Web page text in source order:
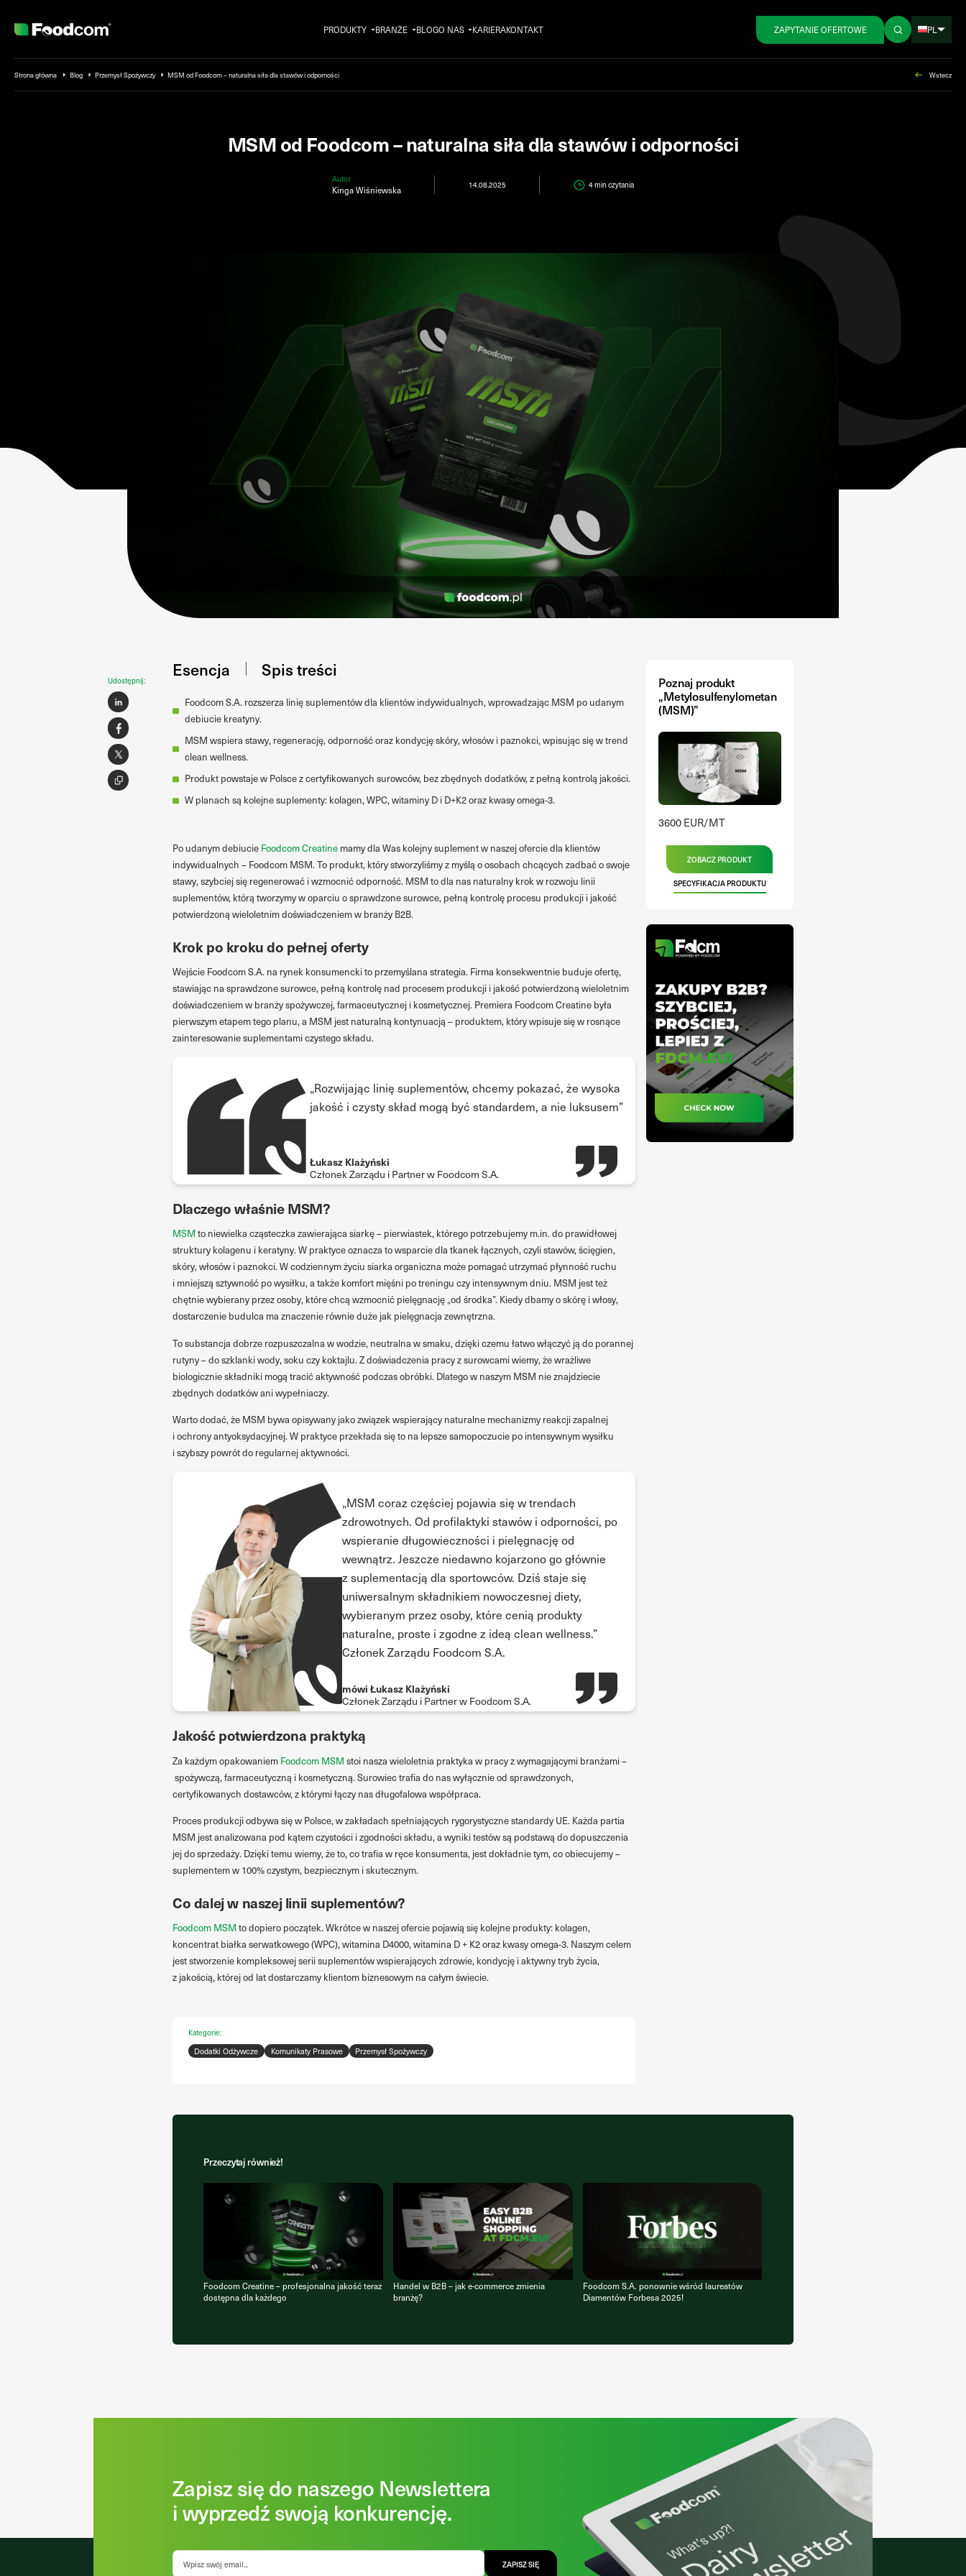
PRODUKTY BRANŻE BLOGO NAS KARIERAKONTAKT ZAPYTANIE OFERTOWE PL
Strona główna Blog Przemysł Spożywczy MSM od Foodcom – naturalna siła dla stawów i odporności Wstecz
MSM od Foodcom – naturalna siła dla stawów i odporności
Autor
Kinga Wiśniewska 14.08.2025 4 minczytania
Udostępnij:
Esencja Spis treści
Foodcom S.A. rozszerza linię suplementów dla klientów indywidualnych, wprowadzając MSM po udanym
debiucie kreatyny.
MSM wspiera stawy, regenerację, odporność oraz kondycję skóry, włosów i paznokci, wpisując się w trend
clean wellness.
Produkt powstaje w Polsce z certyfikowanych surowców, bez zbędnych dodatków, z pełną kontrolą jakości.
W planach są kolejne suplementy: kolagen, WPC, witaminy D i D+K2 oraz kwasy omega-3.
Po udanym debiucie Foodcom Creatinemamy dla Was kolejny suplement w naszej ofercie dla klientów
indywidualnych – Foodcom MSM. To produkt, który stworzyliśmy z myślą o osobach chcących zadbać o swoje
stawy, szybciej się regenerować i wzmocnić odporność. MSM to dla nas naturalny krok w rozwoju linii
suplementów, którą tworzymy w oparciu o sprawdzone surowce, pełną kontrolę procesu produkcji i jakość
potwierdzoną wieloletnim doświadczeniem w branży B2B.
Krok po kroku do pełnej oferty
Wejście Foodcom S.A. na rynek konsumencki to przemyślana strategia. Firma konsekwentnie buduje ofertę,
stawiając na sprawdzone surowce, pełną kontrolę nad procesem produkcji i jakość potwierdzoną wieloletnim
doświadczeniem w branży spożywczej, farmaceutycznej i kosmetycznej. Premiera Foodcom Creatine była
pierwszym etapem tego planu, a MSM jest naturalną kontynuacją – produktem, który wpisuje się w rosnące
zainteresowanie suplementami czystego składu.
„Rozwijając linię suplementów, chcemy pokazać, że wysoka
jakość i czysty skład mogą być standardem, a nie luksusem”
Łukasz Klażyński
Członek Zarządu i Partner w Foodcom S.A.
Dlaczego właśnie MSM?
MSM to niewielka cząsteczka zawierająca siarkę – pierwiastek, którego potrzebujemy m.in. do prawidłowej
struktury kolagenu i keratyny. W praktyce oznacza to wsparcie dla tkanek łącznych, czyli stawów, ścięgien,
skóry, włosów i paznokci. W codziennym życiu siarka organiczna może pomagać utrzymać płynność ruchu
i mniejszą sztywność po wysiłku, a także komfort mięśni po treningu czy intensywnym dniu. MSM jest też
chętnie wybierany przez osoby, które chcą wzmocnić pielęgnację „od środka”. Kiedy dbamy o skórę i włosy,
dostarczenie budulca ma znaczenie równie duże jak pielęgnacja zewnętrzna.
To substancja dobrze rozpuszczalna w wodzie, neutralna w smaku, dzięki czemu łatwo włączyć ją do porannej
rutyny – do szklanki wody, soku czy koktajlu. Z doświadczenia pracy z surowcami wiemy, że wrażliwe
biologicznie składniki mogą tracić aktywność podczas obróbki. Dlatego w naszym MSM nie znajdziecie
zbędnych dodatków ani wypełniaczy.
Warto dodać, że MSM bywa opisywany jako związek wspierający naturalne mechanizmy reakcji zapalnej
i ochrony antyoksydacyjnej. W praktyce przekłada się to na lepsze samopoczucie po intensywnym wysiłku
i szybszy powrót do regularnej aktywności.
„MSM coraz częściej pojawia się w trendach
zdrowotnych. Od profilaktyki stawów i odporności, po
wspieranie długowieczności i pielęgnację od
wewnątrz. Jeszcze niedawno kojarzono go głównie
z suplementacją dla sportowców. Dziś staje się
uniwersalnym składnikiem nowoczesnej diety,
wybieranym przez osoby, które cenią produkty
naturalne, proste i zgodne z ideą clean wellness.”
Członek Zarządu Foodcom S.A.
mówi Łukasz Klażyński
Członek Zarządu i Partner w Foodcom S.A.
Jakość potwierdzona praktyką
Za każdym opakowaniem Foodcom MSM stoi nasza wieloletnia praktyka w pracy z wymagającymi branżami –
spożywczą, farmaceutyczną i kosmetyczną. Surowiec trafia do nas wyłącznie od sprawdzonych,
certyfikowanych dostawców, z którymi łączy nas długofalowa współpraca.
Proces produkcji odbywa się w Polsce, w zakładach spełniających rygorystyczne standardy UE. Każda partia
MSM jest analizowana pod kątem czystości i zgodności składu, a wyniki testów są podstawą do dopuszczenia
jej do sprzedaży. Dzięki temu wiemy, że to, co trafia w ręce konsumenta, jest dokładnie tym, co obiecujemy –
suplementem w 100% czystym, bezpiecznym i skutecznym.
Co dalej w naszej linii suplementów?
Foodcom MSM to dopiero początek. Wkrótce w naszej ofercie pojawią się kolejne produkty: kolagen,
koncentrat białka serwatkowego (WPC), witamina D4000, witamina D + K2 oraz kwasy omega-3. Naszym celem
jest stworzenie kompleksowej serii suplementów wspierających zdrowie, kondycję i aktywny tryb życia,
z jakością, której od lat dostarczamy klientom biznesowym na całym świecie.
Kategorie:
Dodatki Odżywcze Komunikaty Prasowe Przemysł Spożywczy
Poznaj produkt
„Metylosulfenylometan
(MSM)”
3600 EUR/MT
ZOBACZ PRODUKT
SPECYFIKACJA PRODUKTU
Przeczytaj również!
Foodcom Creatine – profesjonalna jakość teraz
dostępna dla każdego
Handel w B2B – jak e-commerce zmienia
branżę?
Foodcom S.A. ponownie wśród laureatów
Diamentów Forbesa 2025!
Zapisz się do naszego Newslettera
i wyprzedź swoją konkurencję.
ZAPISZ SIĘ